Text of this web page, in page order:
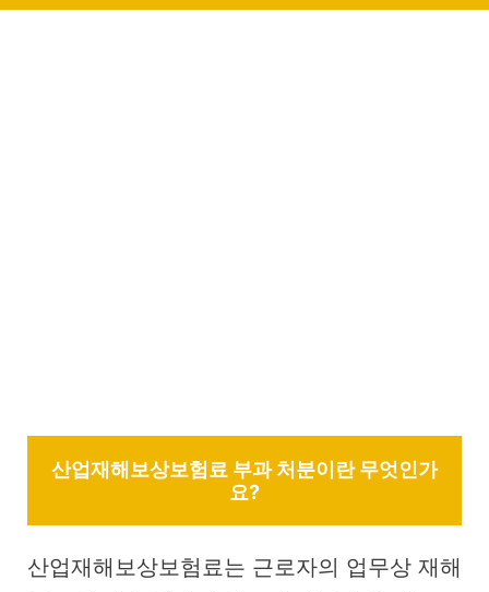
산업재해보상보험료 부과 처분이란 무엇인가
요?
산업재해보상보험료는 근로자의 업무상 재해